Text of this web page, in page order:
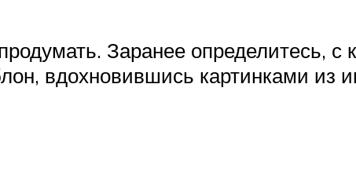
Заранее определитесь, с
вдохновившись картинками из